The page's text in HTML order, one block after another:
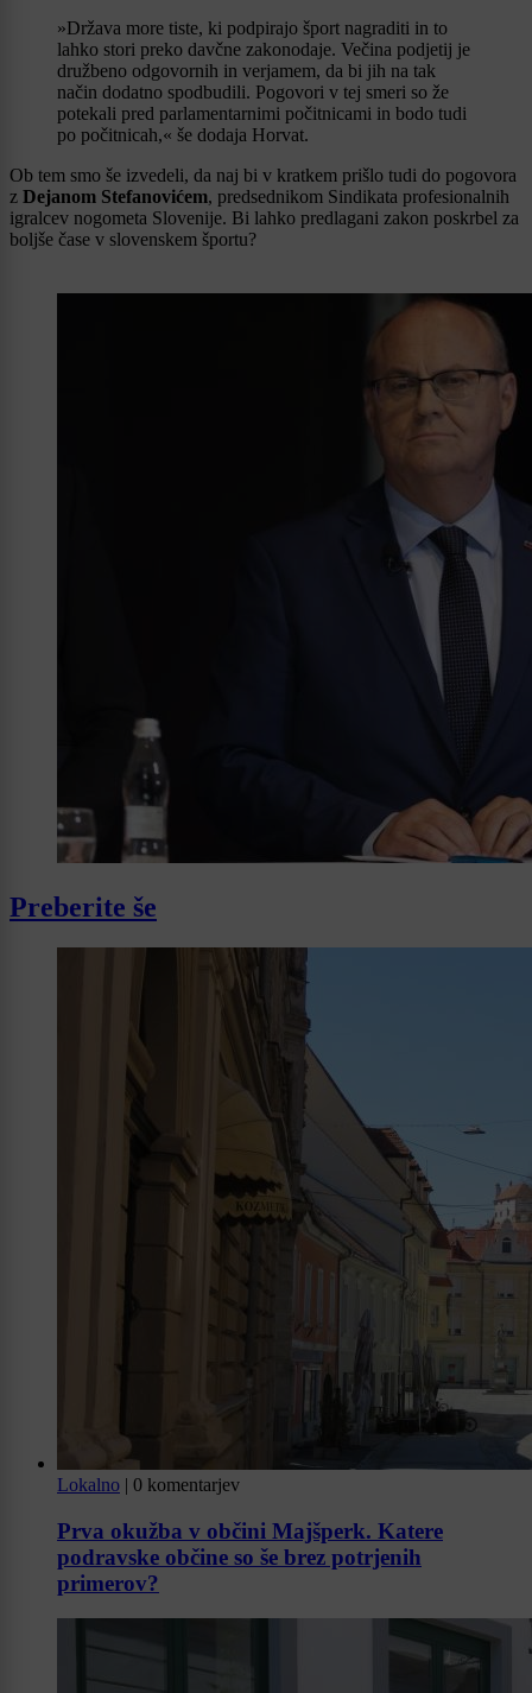
»Država more tiste, ki podpirajo šport nagraditi in to
lahko stori preko davčne zakonodaje. Večina podjetij je
družbeno odgovornih in verjamem, da bi jih na tak
način dodatno spodbudili. Pogovori v tej smeri so že
potekali pred parlamentarnimi počitnicami in bodo tudi
po počitnicah,« še dodaja Horvat.
Ob tem smo še izvedeli, da naj bi v kratkem prišlo tudi do pogovora
z Dejanom Stefanovićem, predsednikom Sindikata profesionalnih
igralcev nogometa Slovenije. Bi lahko predlagani zakon poskrbel za
boljše čase v slovenskem športu?
Preberite še
Lokalno | 0 komentarjev
Prva okužba v občini Majšperk. Katere
podravske občine so še brez potrjenih
primerov?